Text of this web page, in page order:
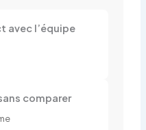
avec l’équipe
comparer